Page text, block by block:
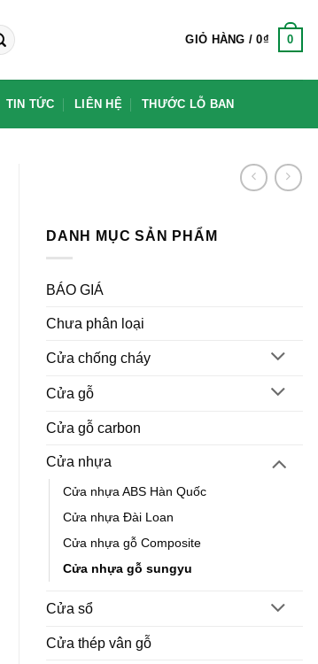
GIỎ HÀNG /0₫ 0
TIN TỨC LIÊN HỆ THƯỚC LỖ BAN
DANH MỤC SẢN PHẨM
BÁO GIÁ
Chưa phân loại
Cửa chống cháy
Cửa gỗ
Cửa gỗ carbon
Cửa nhựa
Cửa nhựa ABS Hàn Quốc
Cửa nhựa Đài Loan
Cửa nhựa gỗ Composite
Cửa nhựa gỗ sungyu
Cửa sổ
Cửa thép vân gỗ